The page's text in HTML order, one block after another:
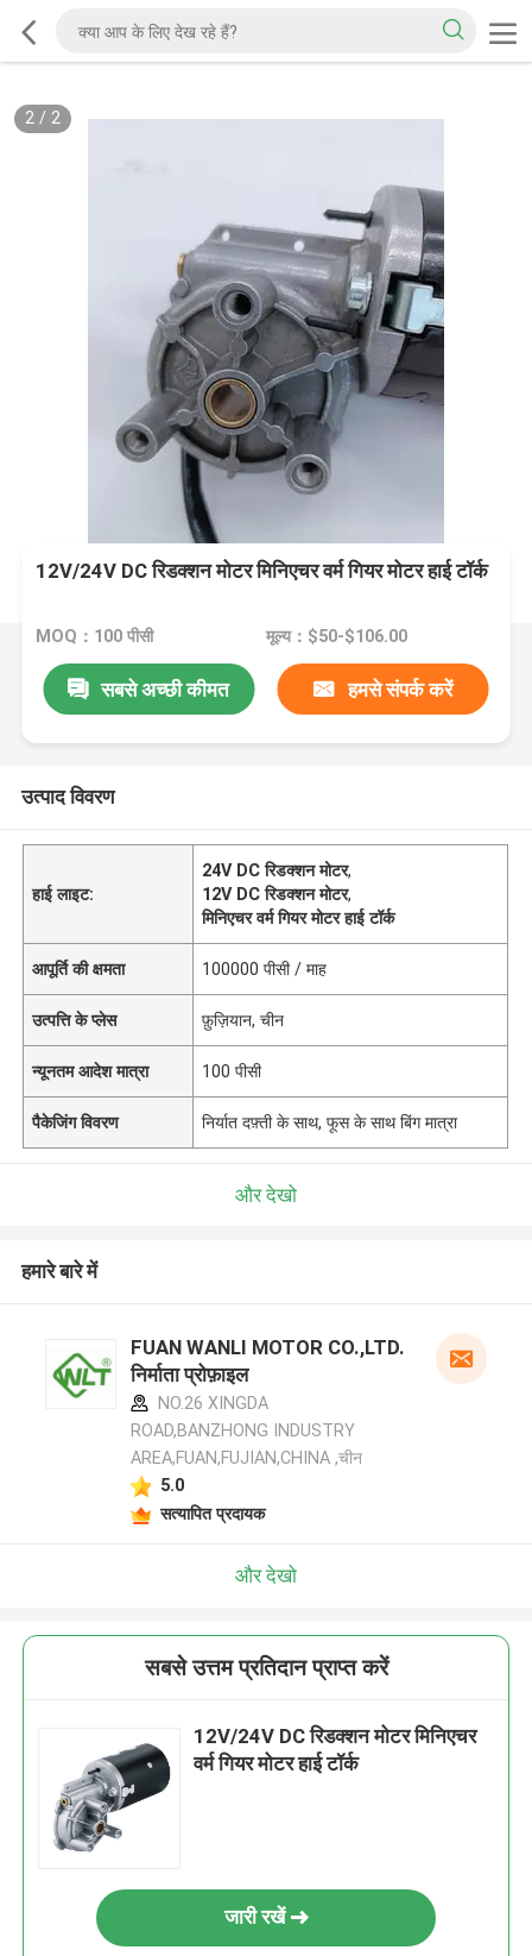
2/ 2
12V/24V DC रिडक्शन मोटर मिनिएचर वर्म गियर मोटर हाई टॉर्क
MOQ：100 पीसी मूल्य：$50-$106.00
सबसे अच्छी कीमत हमसे संपर्क करें
उत्पाद विवरण
हाई लाइट:
24V DC रिडक्शन मोटर,
12V DC रिडक्शन मोटर,
मिनिएचर वर्म गियर मोटर हाई टॉर्क
आपूर्ति की क्षमता 100000 पीसी / माह
उत्पत्ति के प्लेस फ़ुज़ियान, चीन
न्यूनतम आदेश मात्रा 100 पीसी
पैकेजिंग विवरण निर्यात दफ़्ती के साथ, फूस के साथ बिंग मात्रा
और देखो
हमारे बारे में
FUAN WANLI MOTOR CO.,LTD.
निर्माता प्रोफ़ाइल
NO.26 XINGDA
ROAD,BANZHONG INDUSTRY
AREA,FUAN,FUJIAN,CHINA ,चीन
5.0
सत्यापित प्रदायक
और देखो
सबसे उत्तम प्रतिदान प्राप्त करें
12V/24V DC रिडक्शन मोटर मिनिएचर
वर्म गियर मोटर हाई टॉर्क
जारी रखें